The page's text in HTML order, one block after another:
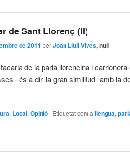
de Sant Llorenç (II)
de 2011 perJoan Llull Vives, null
de la parla llorencina i carrionera
–és a dir, la gran similitud- amb la
, Local,Opinió | Etiquetat com a llengua,